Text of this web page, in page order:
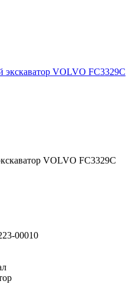
VOLVO FC3329C
00010